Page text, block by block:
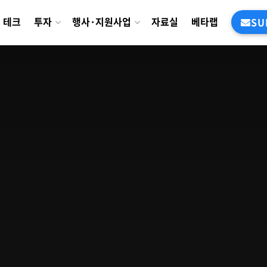
테크 투자 행사·지원사업 자료실 베타랩